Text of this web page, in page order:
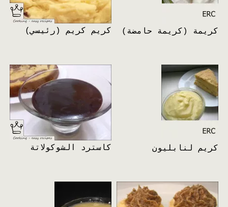
كريم كريم (رئيسي) كريمة (كريمة حامضة)
كاسترد الشوكولاتة كريم لنابليون